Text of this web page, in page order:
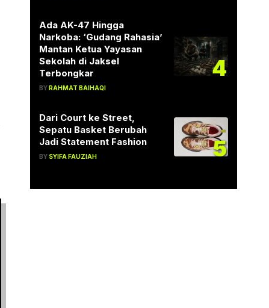
Ada AK-47 Hingga
Narkoba: ‘Gudang Rahasia’
Mantan Ketua Yayasan
Sekolah di Jaksel
Terbongkar
BY RAHMAT BAIHAQI
4
Dari Court ke Street,
Sepatu Basket Berubah
Jadi Statement Fashion
BY SYIFA FAUZIAH 5